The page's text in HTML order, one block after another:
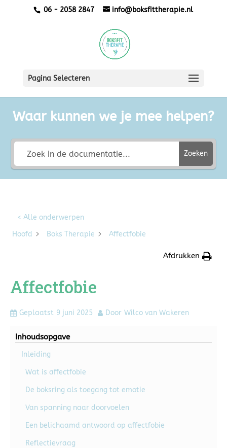
06 - 2058 2847 info@boksfittherapie.nl
Pagina Selecteren
Waar kunnen we je mee helpen?
Zoeken
< Alle onderwerpen
Hoofd
Boks Therapie Affectfobie
Afdrukken
Affectfobie
Geplaatst 9 juni 2025 Door Wilco van Wakeren
Inhoudsopgave
Inleiding
Wat is affectfobie
De boksring als toegang tot emotie
Van spanning naar doorvoelen
Een belichaamd antwoord op affectfobie
Reflectievraag